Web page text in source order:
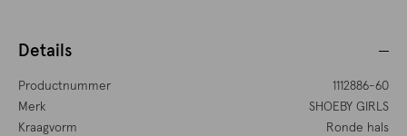
Details
Productnummer
1112886-60
Merk
SHOEBY GIRLS
Kraagvorm
Ronde hals